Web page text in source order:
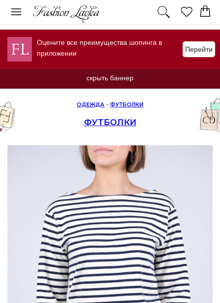
Оцените все преимущества шопинга в
приложении
Перейти
скрыть баннер
ОДЕЖДА - ФУТБОЛКИ
ФУТБОЛКИ